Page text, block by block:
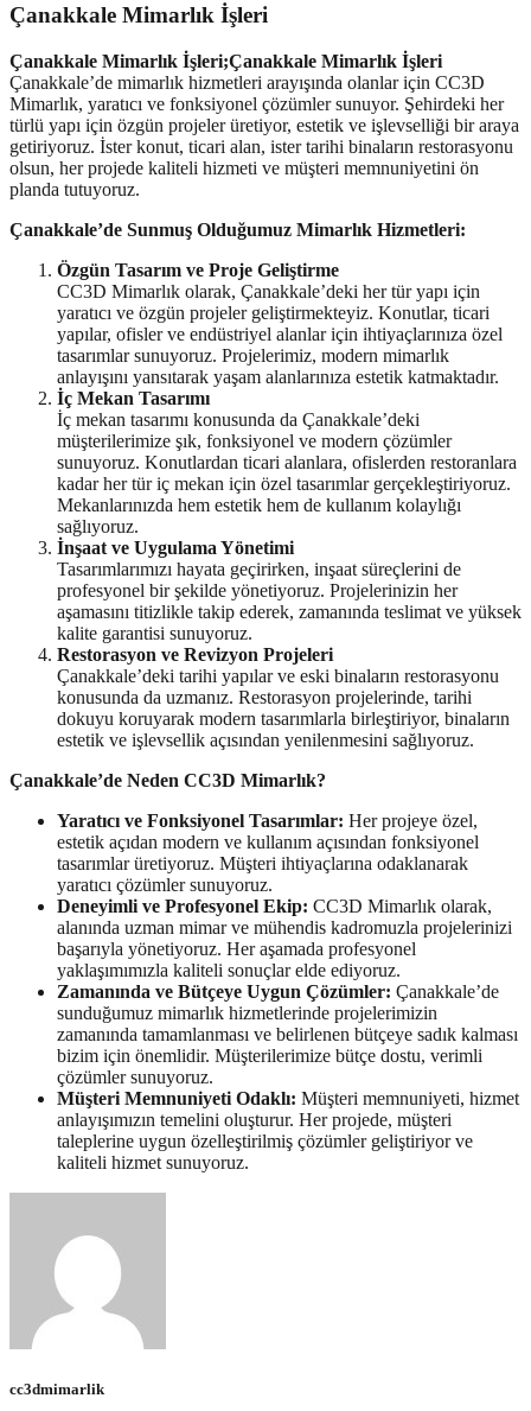
Çanakkale Mimarlık İşleri
Çanakkale Mimarlık İşleri;Çanakkale Mimarlık İşleri
Çanakkale’de mimarlık hizmetleri arayışında olanlar için CC3D
Mimarlık, yaratıcı ve fonksiyonel çözümler sunuyor. Şehirdeki her
türlü yapı için özgün projeler üretiyor, estetik ve işlevselliği bir araya
getiriyoruz. İster konut, ticari alan, ister tarihi binaların restorasyonu
olsun, her projede kaliteli hizmeti ve müşteri memnuniyetini ön
planda tutuyoruz.
Çanakkale’de Sunmuş Olduğumuz Mimarlık Hizmetleri:
Özgün Tasarım ve Proje Geliştirme
CC3D Mimarlık olarak, Çanakkale’deki her tür yapı için
yaratıcı ve özgün projeler geliştirmekteyiz. Konutlar, ticari
yapılar, ofisler ve endüstriyel alanlar için ihtiyaçlarınıza özel
tasarımlar sunuyoruz. Projelerimiz, modern mimarlık
anlayışını yansıtarak yaşam alanlarınıza estetik katmaktadır.
İç Mekan Tasarımı
İç mekan tasarımı konusunda da Çanakkale’deki
müşterilerimize şık, fonksiyonel ve modern çözümler
sunuyoruz. Konutlardan ticari alanlara, ofislerden restoranlara
kadar her tür iç mekan için özel tasarımlar gerçekleştiriyoruz.
Mekanlarınızda hem estetik hem de kullanım kolaylığı
sağlıyoruz.
İnşaat ve Uygulama Yönetimi
Tasarımlarımızı hayata geçirirken, inşaat süreçlerini de
profesyonel bir şekilde yönetiyoruz. Projelerinizin her
aşamasını titizlikle takip ederek, zamanında teslimat ve yüksek
kalite garantisi sunuyoruz.
Restorasyon ve Revizyon Projeleri
Çanakkale’deki tarihi yapılar ve eski binaların restorasyonu
konusunda da uzmanız. Restorasyon projelerinde, tarihi
dokuyu koruyarak modern tasarımlarla birleştiriyor, binaların
estetik ve işlevsellik açısından yenilenmesini sağlıyoruz.
Çanakkale’de Neden CC3D Mimarlık?
Yaratıcı ve Fonksiyonel Tasarımlar: Her projeye özel,
estetik açıdan modern ve kullanım açısından fonksiyonel
tasarımlar üretiyoruz. Müşteri ihtiyaçlarına odaklanarak
yaratıcı çözümler sunuyoruz.
Deneyimli ve Profesyonel Ekip: CC3D Mimarlık olarak,
alanında uzman mimar ve mühendis kadromuzla projelerinizi
başarıyla yönetiyoruz. Her aşamada profesyonel
yaklaşımımızla kaliteli sonuçlar elde ediyoruz.
Zamanında ve Bütçeye Uygun Çözümler: Çanakkale’de
sunduğumuz mimarlık hizmetlerinde projelerimizin
zamanında tamamlanması ve belirlenen bütçeye sadık kalması
bizim için önemlidir. Müşterilerimize bütçe dostu, verimli
çözümler sunuyoruz.
Müşteri Memnuniyeti Odaklı: Müşteri memnuniyeti, hizmet
anlayışımızın temelini oluşturur. Her projede, müşteri
taleplerine uygun özelleştirilmiş çözümler geliştiriyor ve
kaliteli hizmet sunuyoruz.
cc3dmimarlik